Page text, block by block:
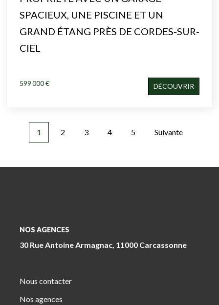
SPACIEUX, UNE PISCINE ET UN
GRAND ÉTANG PRÈS DE CORDES-SUR-
CIEL
599 000 € DÉCOUVRIR
1 2 3 4 5 Suivante
NOS AGENCES
30 Rue Antoine Armagnac, 11000 Carcassonne
Nous contacter
Nos agences